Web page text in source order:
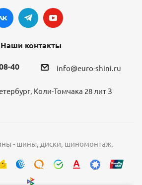
Наши контакты
40 info@euro-shini.ru
Коли-Томчака 28 лит З
- шины, диски, шиномонтаж.